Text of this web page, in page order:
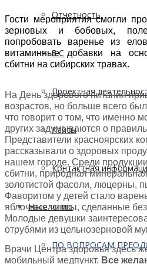
Отчетность
5 С
Проектная
Кейсы
Контактная
Населению
ПО ВОПРОСАМ
Гости мероприятия смогли
зерновых и бобовых,
попробовать варенье из
витаминные добавки на
сбитни на сибирских травах.
На День здорового питания
возрастов, но больше всего
что говорит о том, что именно
других задумываются о
Представители красноярских
рассказывали о здоровых
нашем городе. Среди
сбитни, природная
золотистой фасоли, люцерны,
Фаворитом у детей стало
яблочные чипсы, сделанные
Молодые девушки
отрубями из цельнозерновой
Врачи Центра здоровья здесь
мобильный медпункт. Все